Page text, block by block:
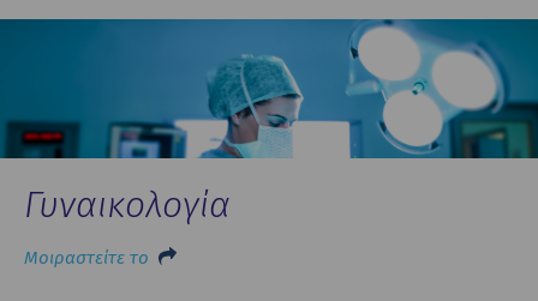
Γυναικολογία
Μοιραστείτε το